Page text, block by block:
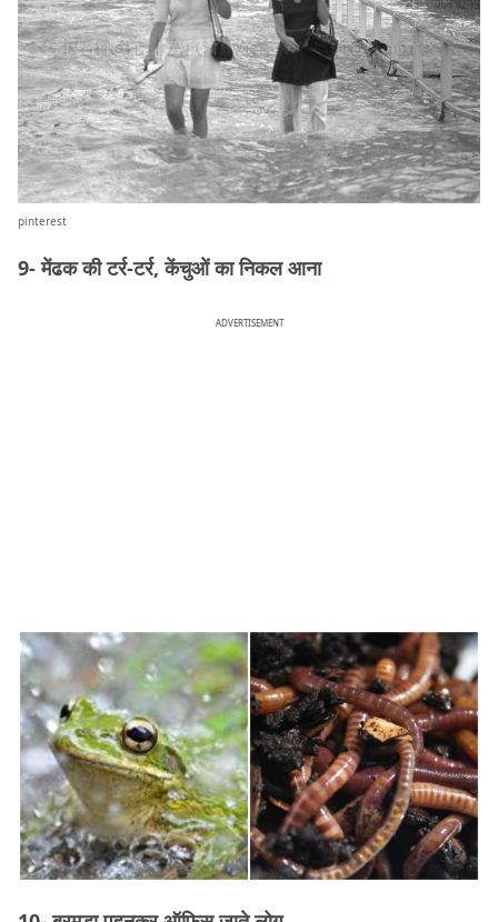
pinterest
9- मेंढक की टर्र-टर्र, केंचुओं का निकल आना
ADVERTISEMENT